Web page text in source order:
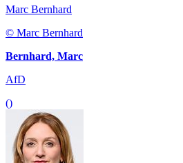
Marc Bernhard
© Marc Bernhard
Bernhard, Marc
AfD
()